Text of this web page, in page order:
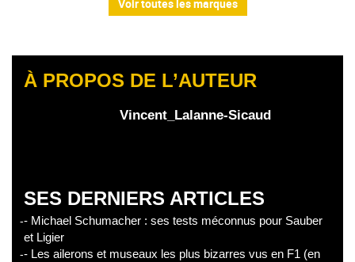
Voir toutes les marques
À PROPOS DE L’AUTEUR
Vincent_Lalanne-Sicaud
SES DERNIERS ARTICLES
- Michael Schumacher : ses tests méconnus pour Sauber
et Ligier
- Les ailerons et museaux les plus bizarres vus en F1 (en